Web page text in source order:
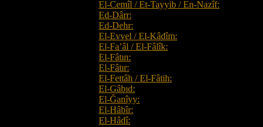
El-Cemîl / Et-Tayyib / En-Nazîf:
Ed-Dârr:
Ed-Dehr:
El-Evvel / El-Kâdîm:
El-Fa’âl / El-Fâlîk:
El-Fâtın:
El-Fâtır:
El-Fettâh / El-Fâtih:
El-Gâbıd:
El-Ğanîyy:
El-Hâbîr:
El-Hâdî: